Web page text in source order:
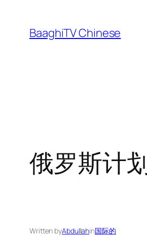
content
BaaghiTV Chinese
俄罗斯计
Written byAbdullahin国际的